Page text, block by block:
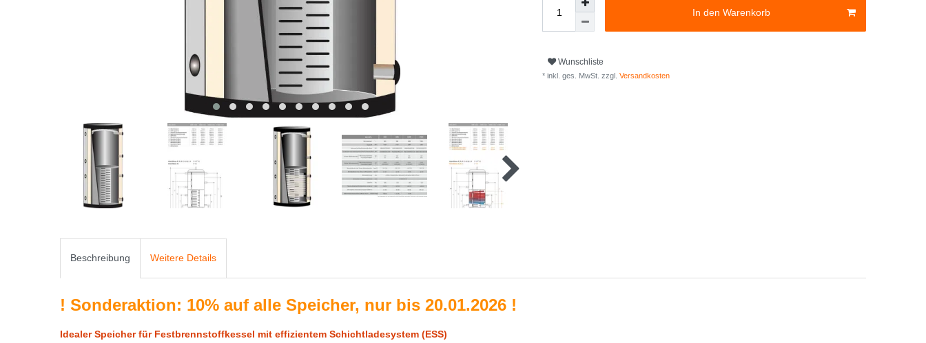
In den Warenkorb
Wunschliste
* inkl. ges. MwSt. zzgl. Versandkosten
Beschreibung Weitere Details
! Sonderaktion: 10% auf alle Speicher, nur bis 20.01.2026 !
Idealer Speicher für Festbrennstoffkessel mit effizientem Schichtladesystem (ESS)